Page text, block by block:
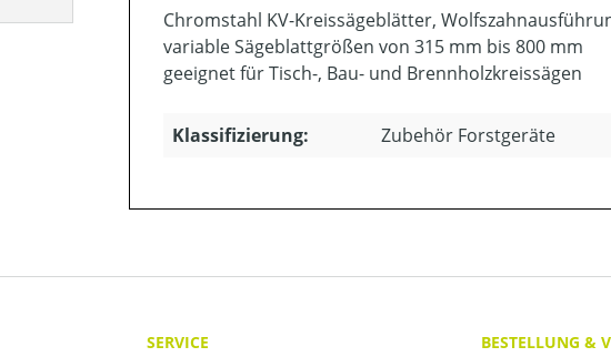
Chromstahl KV-Kreissägeblätter,
variable Sägeblattgrößen von 315 mm bis 800 mm
geeignet für Tisch-, Bau- und Brennholzkreissägen
Klassifizierung: Zubehör Forstgeräte
SERVICE
BESTELLUNG &